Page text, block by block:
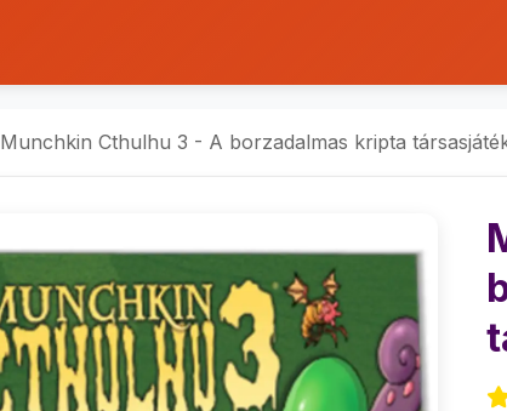
Munchkin Cthulhu 3 - A borzadalmas kripta